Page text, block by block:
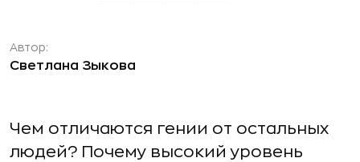
Автор:
Светлана Зыкова
Чем отличаются гении от остальных
людей? Почему высокий уровень